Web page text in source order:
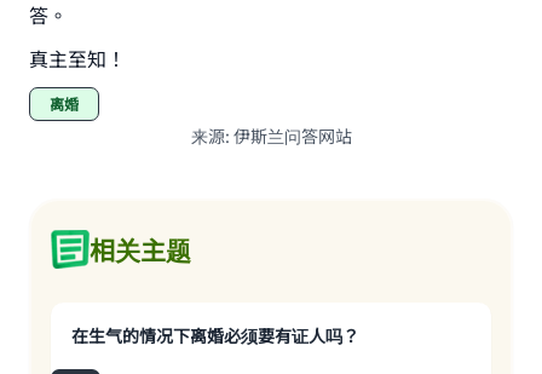
答。
真主至知！
离婚
来源: 伊斯兰问答网站
相关主题
在生气的情况下离婚必须要有证人吗？